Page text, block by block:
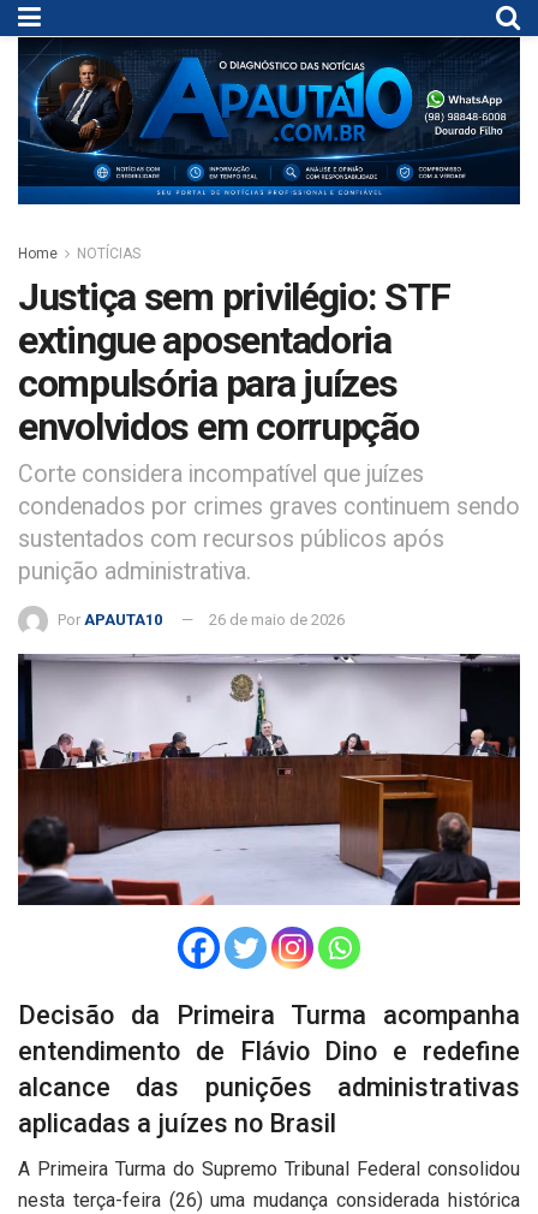
Home NOTÍCIAS
Justiça sem privilégio: STF
extingue aposentadoria
compulsória para juízes
envolvidos em corrupção
Corte considera incompatível que juízes
condenados por crimes graves continuem sendo
sustentados com recursos públicos após
punição administrativa.
Por APAUTA10 26 de maio de 2026
Decisão da Primeira Turma acompanha
entendimento de Flávio Dino e redefine
alcance das punições administrativas
aplicadas a juízes no Brasil
A Primeira Turma do Supremo Tribunal Federal consolidou
nesta terça-feira (26) uma mudança considerada histórica